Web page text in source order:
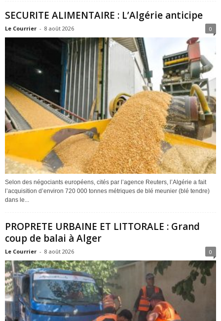
SECURITE ALIMENTAIRE : L’Algérie anticipe
Le Courrier - 8 août 2026 0
Selon des négociants européens, cités par l’agence Reuters, l’Algérie a fait
l’acquisition d’environ 720 000 tonnes métriques de blé meunier (blé tendre)
dans le...
PROPRETE URBAINE ET LITTORALE : Grand
coup de balai à Alger
Le Courrier - 8 août 2026 0